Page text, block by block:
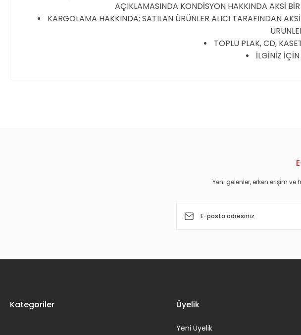
AÇIKLAMASINDA KONDİSYON HAKKINDA AKSİ
KARGOLAMA HAKKINDA; SATILAN ÜRÜNLER ALICI TARAFINDAN
TOPLU PLAK, CD,
İLGİNİZ
Yeni gelenler, erken erişim
Kategoriler Üyelik
Yeni Üyelik